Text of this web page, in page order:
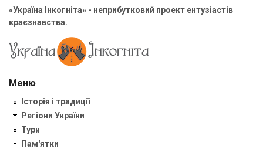
«Україна Інкогніта» - неприбутковий проект ентузіастів
краєзнавства.
Меню
Історія і традиції
Регіони України
Тури
Пам'ятки